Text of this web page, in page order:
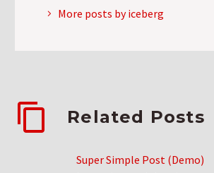
More posts by iceberg
Related Posts
Super Simple Post (Demo)